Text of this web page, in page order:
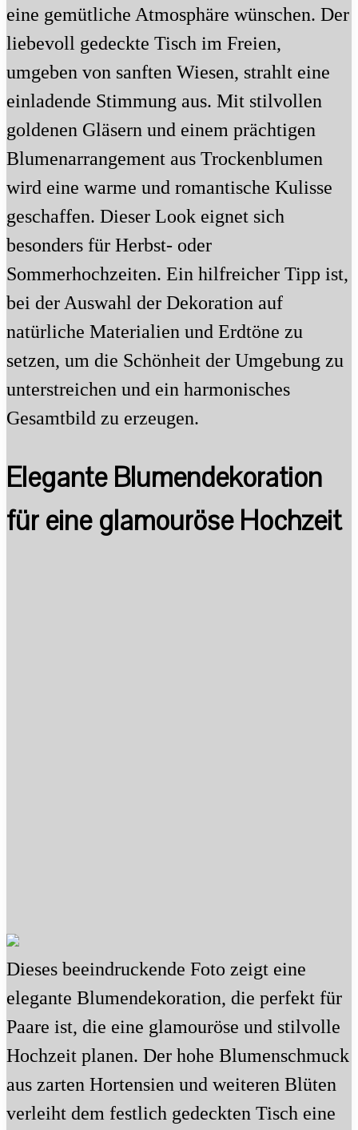
eine gemütliche Atmosphäre wünschen. Der
liebevoll gedeckte Tisch im Freien,
umgeben von sanften Wiesen, strahlt eine
einladende Stimmung aus. Mit stilvollen
goldenen Gläsern und einem prächtigen
Blumenarrangement aus Trockenblumen
wird eine warme und romantische Kulisse
geschaffen. Dieser Look eignet sich
besonders für Herbst- oder
Sommerhochzeiten. Ein hilfreicher Tipp ist,
bei der Auswahl der Dekoration auf
natürliche Materialien und Erdtöne zu
setzen, um die Schönheit der Umgebung zu
unterstreichen und ein harmonisches
Gesamtbild zu erzeugen.
Elegante Blumendekoration
für eine glamouröse Hochzeit
Dieses beeindruckende Foto zeigt eine
elegante Blumendekoration, die perfekt für
Paare ist, die eine glamouröse und stilvolle
Hochzeit planen. Der hohe Blumenschmuck
aus zarten Hortensien und weiteren Blüten
verleiht dem festlich gedeckten Tisch eine